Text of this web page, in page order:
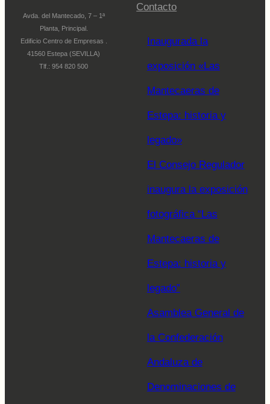
Avda. del Mantecado, 7 – 1ª
Planta, Principal.
Edificio Centro de Empresas .
41560 Estepa (SEVILLA)
Tlf.: 954 820 500
Contacto
Inaugurada la
exposición «Las
Mantecaeras de
Estepa: historia y
legado»
El Consejo Regulador
inaugura la exposición
fotográfica “Las
Mantecaeras de
Estepa: historia y
legado”
Asamblea General de
la Confederación
Andaluza de
Denominaciones de